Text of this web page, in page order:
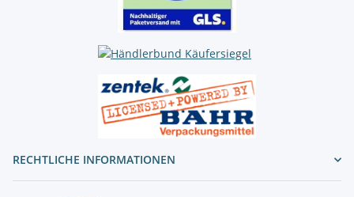
RECHTLICHE INFORMATIONEN